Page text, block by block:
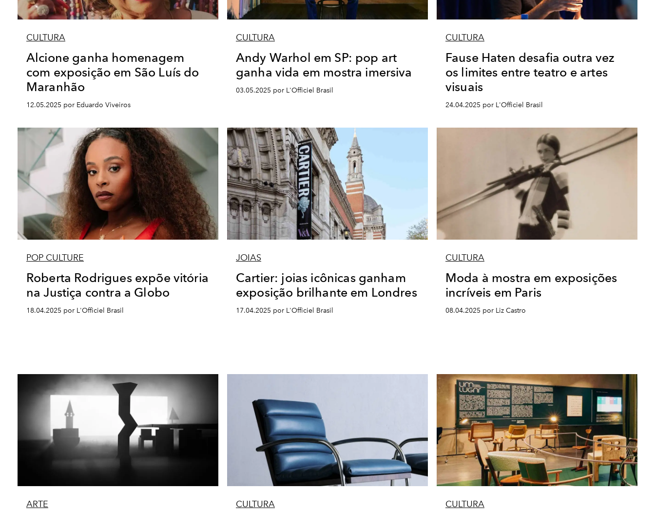
CULTURA
Alcione ganha homenagem
com exposição em São Luís do
Maranhão
12.05.2025 por Eduardo Viveiros
CULTURA
Andy Warhol em SP: pop art
ganha vida em mostra imersiva
03.05.2025 por L'Officiel Brasil
CULTURA
Fause Haten desafia outra vez
os limites entre teatro e artes
visuais
24.04.2025 por L'Officiel Brasil
POP CULTURE
Roberta Rodrigues expõe vitória
na Justiça contra a Globo
18.04.2025 por L'Officiel Brasil
JOIAS
Cartier: joias icônicas ganham
exposição brilhante em Londres
17.04.2025 por L'Officiel Brasil
CULTURA
Moda à mostra em exposições
incríveis em Paris
08.04.2025 por Liz Castro
ARTE CULTURA CULTURA